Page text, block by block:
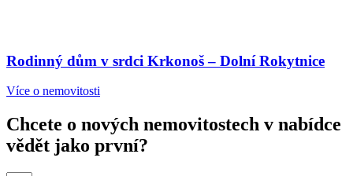
Rodinný dům v srdci Krkonoš – Dolní Rokytnice
Více o nemovitosti
Chcete o nových nemovitostech v nabídce
vědět jako první?